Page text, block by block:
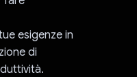
esigenze in
di